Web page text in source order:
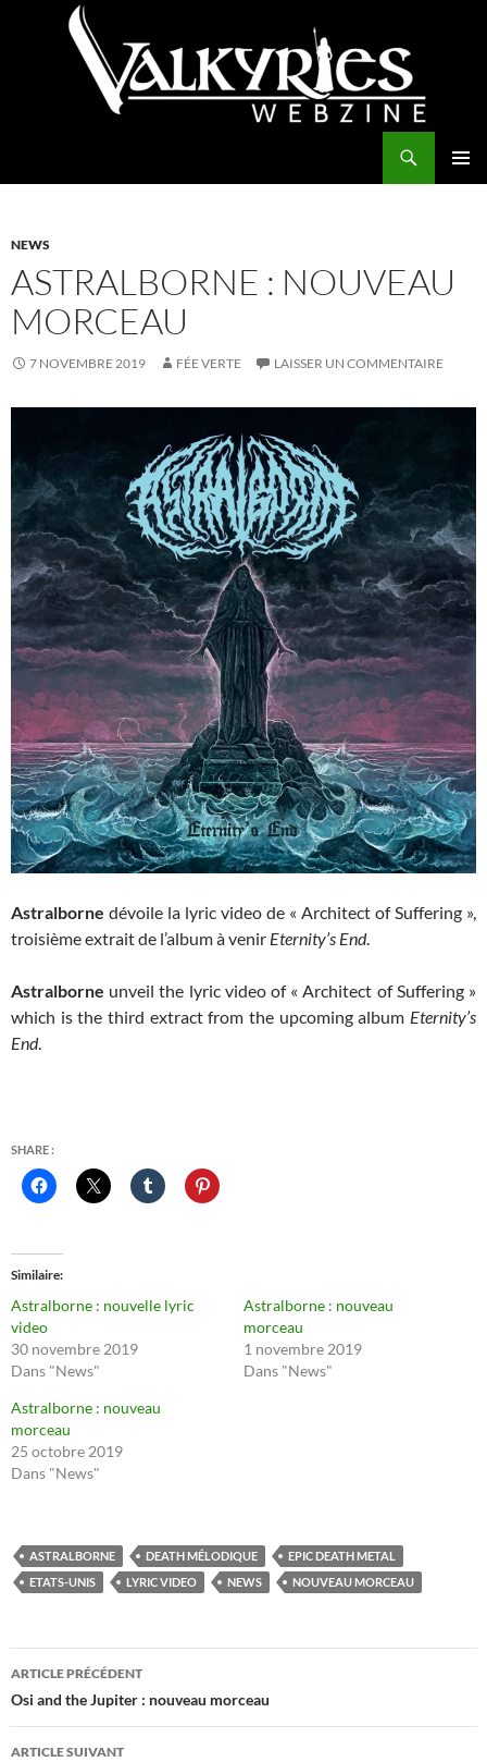
NEWS
ASTRALBORNE : NOUVEAU
MORCEAU
7 NOVEMBRE 2019 FÉE VERTE LAISSER UN COMMENTAIRE
Astralborne dévoile la lyric video de « Architect of Suffering »,
troisième extrait de l’album à venir Eternity’s End.
Astralborne unveil the lyric video of « Architect of Suffering »
which is the third extract from the upcoming album Eternity’s
End.
SHARE :
Similaire
Astralborne : nouvelle lyric
video
30 novembre 2019
Dans "News"
Astralborne : nouveau
morceau
1 novembre 2019
Dans "News"
Astralborne : nouveau
morceau
25 octobre 2019
Dans "News"
ASTRALBORNE DEATH MÉLODIQUE
EPIC DEATH METAL
ETATS-UNIS
LYRIC VIDEO NEWS NOUVEAU MORCEAU
Navigation
des
articles
ARTICLE PRÉCÉDENT
Osi and the Jupiter : nouveau morceau
ARTICLE SUIVANT